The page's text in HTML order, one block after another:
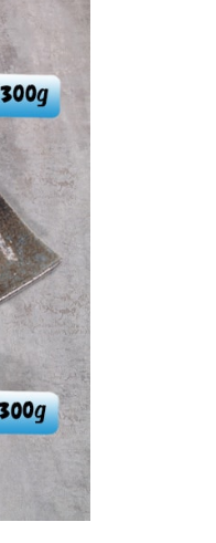
門市／銀行轉
）所提供，讓
賣／分期付
。
將以您的個人
處理及利
更正。
先享後
過四大超商
訂單，請聯
透過AFTEE
，若有關於
先享後
home
服務完成之
給付款項請
可使用
不負相關責
，依本公司
司將視審查
使用之情
取法律行